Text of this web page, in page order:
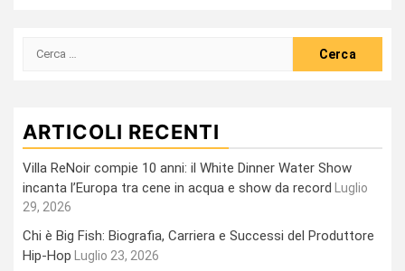
Ricerca
ARTICOLI RECENTI
Villa ReNoir compie 10 anni: il White Dinner Water Show
incanta l’Europa tra cene in acqua e show da record
Luglio
29, 2026
Chi è Big Fish: Biografia, Carriera e Successi del Produttore
Hip-Hop
Luglio 23, 2026